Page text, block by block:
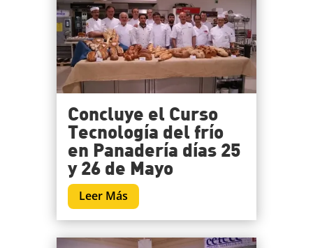
Concluye el Curso
Tecnología del frío
en Panadería días 25
y 26 de Mayo
Leer Más